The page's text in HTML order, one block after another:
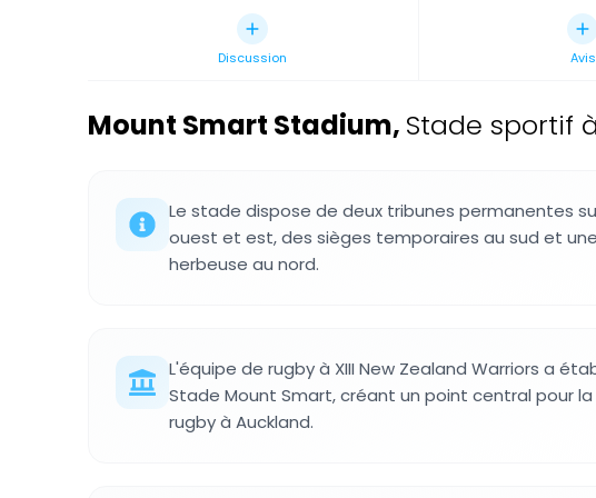
Discussion Avis
Mount Smart Stadium, Stade sportif
Le stade dispose de deux tribunes permanentes
ouest et est, des sièges temporaires au sud et
herbeuse au nord.
L'équipe de rugby à XIII New Zealand Warriors a
Stade Mount Smart, créant un point central pour
rugby à Auckland.